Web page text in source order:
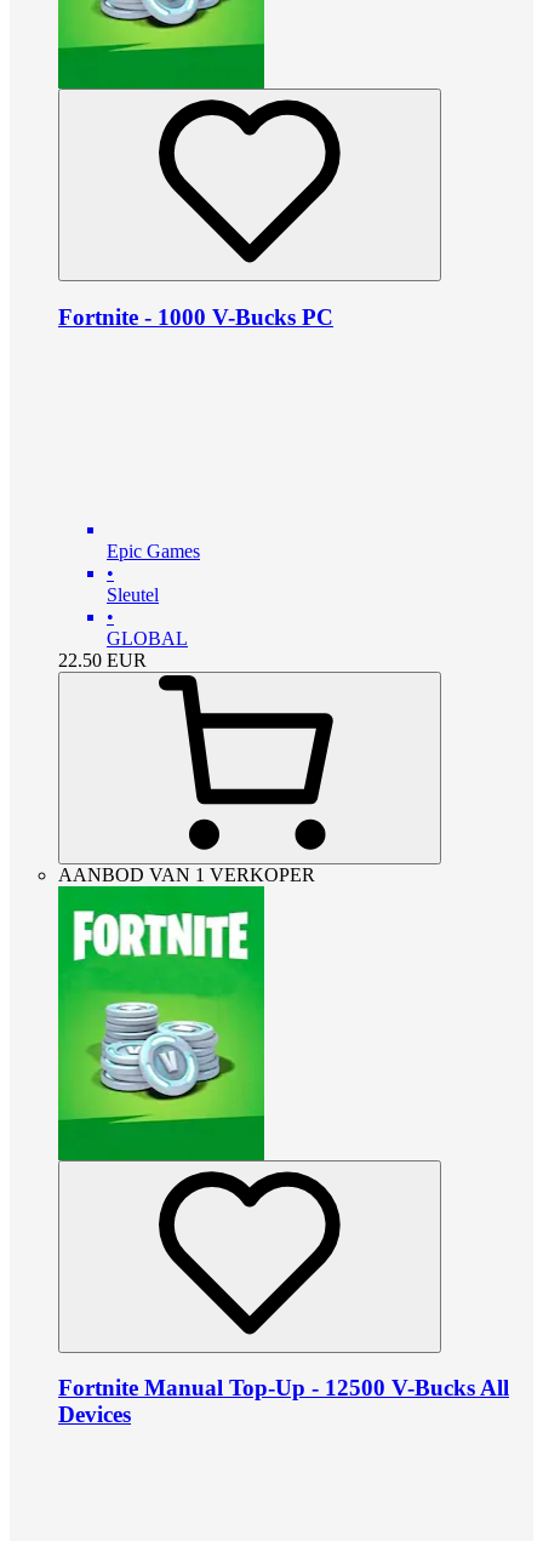
Fortnite - 1000 V-Bucks PC
Epic Games
•
Sleutel
•
GLOBAL
22.50 EUR
AANBOD VAN 1 VERKOPER
Fortnite Manual Top-Up - 12500 V-Bucks All
Devices